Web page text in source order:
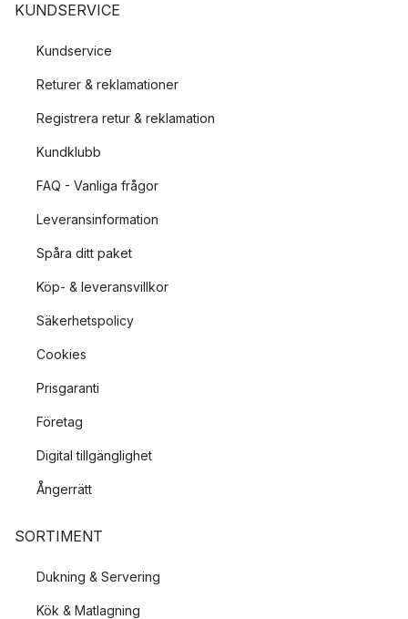
KUNDSERVICE
Kundservice
Returer & reklamationer
Registrera retur & reklamation
Kundklubb
FAQ - Vanliga frågor
Leveransinformation
Spåra ditt paket
Köp- & leveransvillkor
Säkerhetspolicy
Cookies
Prisgaranti
Företag
Digital tillgänglighet
Ångerrätt
SORTIMENT
Dukning & Servering
Kök & Matlagning